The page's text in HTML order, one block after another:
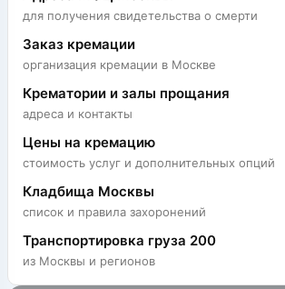
для получения свидетельства о смерти
Заказ кремации
организация кремации в Москве
Крематории и залы прощания
адреса и контакты
Цены на кремацию
стоимость услуг и дополнительных опций
Кладбища Москвы
список и правила захоронений
Транспортировка груза 200
из Москвы и регионов
Колумбарий на
Новодевичьем
кладбище